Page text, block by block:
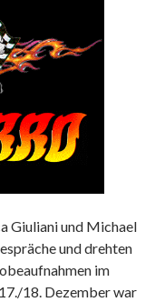
Giuliani und Michael
und drehten
im
18. Dezember war